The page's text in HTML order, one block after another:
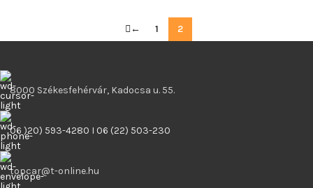
← 1 2
8000 Székesfehérvár, Kadocsa u. 55.
06 )20) 593-4280 I 06 (22) 503-230
topcar@t-online.hu